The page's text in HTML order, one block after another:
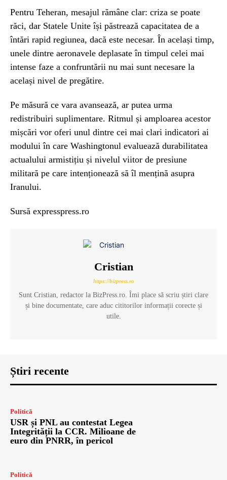
Pentru Teheran, mesajul rămâne clar: criza se poate
răci, dar Statele Unite își păstrează capacitatea de a
întări rapid regiunea, dacă este necesar. În același timp,
unele dintre aeronavele deplasate în timpul celei mai
intense faze a confruntării nu mai sunt necesare la
același nivel de pregătire.
Pe măsură ce vara avansează, ar putea urma
redistribuiri suplimentare. Ritmul și amploarea acestor
mișcări vor oferi unul dintre cei mai clari indicatori ai
modului în care Washingtonul evaluează durabilitatea
actualului armistițiu și nivelul viitor de presiune
militară pe care intenționează să îl mențină asupra
Iranului.
Sursă expresspress.ro
Cristian
https://bizpress.ro
Sunt Cristian, redactor la BizPress.ro. Îmi place să scriu știri clare
și bine documentate, care aduc cititorilor informații corecte și
utile.
Știri recente
Politică
USR și PNL au contestat Legea
Integrității la CCR. Milioane de
euro din PNRR, în pericol
Politică